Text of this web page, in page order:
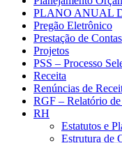
PLANO ANUAL
Pregão Eletrônico
Prestação de Contas
Projetos
PSS – Processo
Receita
Renúncias de
RGF – Relatório de
RH
Estatutos e
Estrutura de